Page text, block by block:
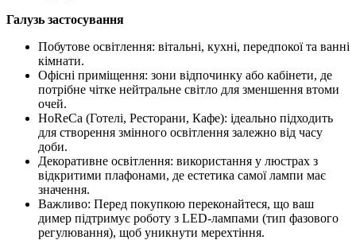
Галузь застосування
Побутове освітлення: вітальні, кухні, передпокої та ванні
кімнати.
Офісні приміщення: зони відпочинку або кабінети, де
потрібне чітке нейтральне світло для зменшення втоми
очей.
HoReCa (Готелі, Ресторани, Кафе): ідеально підходить
для створення змінного освітлення залежно від часу
доби.
Декоративне освітлення: використання у люстрах з
відкритими плафонами, де естетика самої лампи має
значення.
Важливо: Перед покупкою переконайтеся, що ваш
димер підтримує роботу з LED-лампами (тип фазового
регулювання), щоб уникнути мерехтіння.